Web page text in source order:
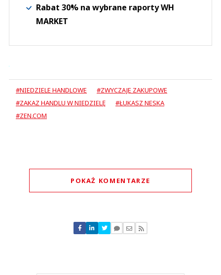
Rabat 30% na wybrane raporty WH
MARKET
#NIEDZIELE HANDLOWE
#ZWYCZAJE ZAKUPOWE
#ZAKAZ HANDLU W NIEDZIELĘ
#ŁUKASZ NESKA
#ZEN.COM
POKAŻ KOMENTARZE